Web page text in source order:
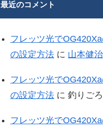
最近のコメント
フレッツ光で
の設定方法 に 山本健治
フレッツ光で
の設定方法 に 釣りごろ
フレッツ光で